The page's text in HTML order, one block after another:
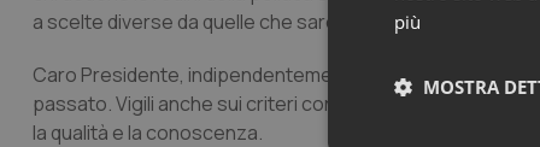
a scelte diverse da quelle che sarebbero state
Caro Presidente, indipendentemente da chi guiderà la
passato. Vigili anche sui criteri con cui saranno scelti i
la qualità e la conoscenza.
più
MOSTRA